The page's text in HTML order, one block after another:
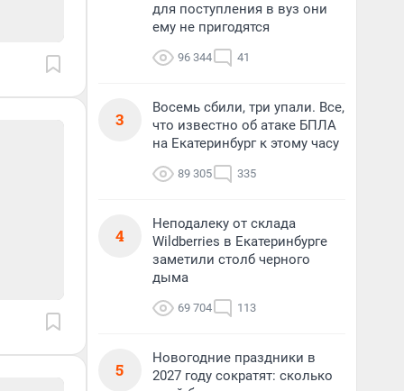
для поступления в вуз они
ему не пригодятся
96 344 41
3
Восемь сбили, три упали. Все,
что известно об атаке БПЛА
на Екатеринбург к этому часу
89 305 335
4
Неподалеку от склада
Wildberries в Екатеринбурге
заметили столб черного
дыма
69 704 113
5
Новогодние праздники в
2027 году сократят: сколько